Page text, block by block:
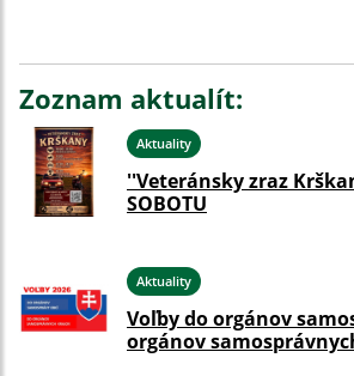
Zoznam aktualít:
Aktuality
''Veteránsky zraz
SOBOTU
Aktuality
Voľby do orgánov
orgánov